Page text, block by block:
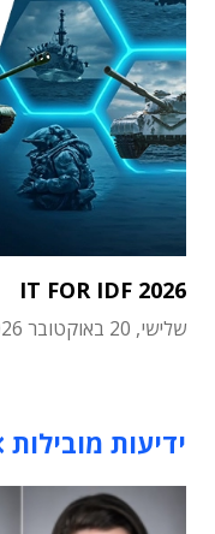
IT FOR IDF 2026
שלישי, 20 באוקטובר 2026
ידיעות מובילות